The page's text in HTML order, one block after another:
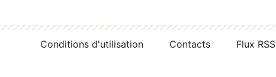
Conditions d'utilisation Contacts Flux RSS